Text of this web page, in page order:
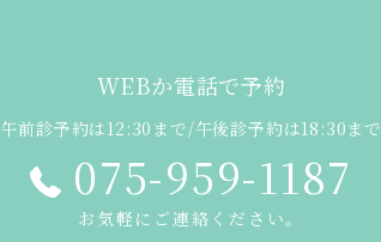
WEBか電話で予約
午前診予約は12:30まで/午後診予約は18:30まで
075-959-1187
お気軽にご連絡ください。